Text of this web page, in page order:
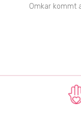
Omkar kommt